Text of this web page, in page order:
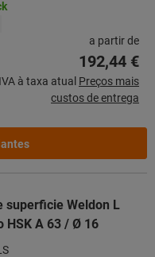
a partir de
192,44 €
à taxa atual Preços mais
custos de entrega
superficie Weldon L
HSK A 63 / Ø 16